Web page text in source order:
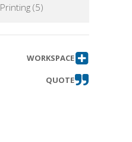
Printing (5)
WORKSPACE
QUOTE